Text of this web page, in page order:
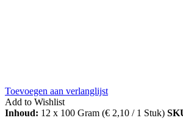
Toevoegen aan verlanglijst
Add to Wishlist
Inhoud: 12 x 100 Gram (€ 2,10 / 1 Stuk)